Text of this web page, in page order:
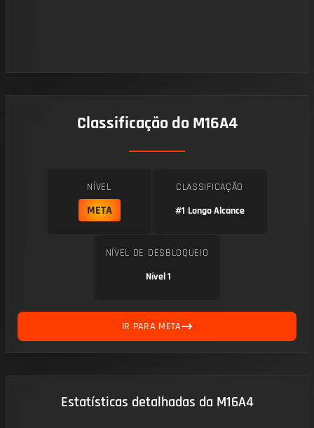
Classificação do M16A4
NÍVEL
META
CLASSIFICAÇÃO
#1 Longo Alcance
NÍVEL DE DESBLOQUEIO
Nível 1
IR PARA META
Estatísticas detalhadas da M16A4